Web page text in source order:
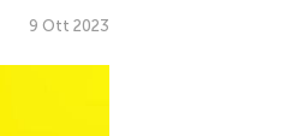
9 Ott 2023